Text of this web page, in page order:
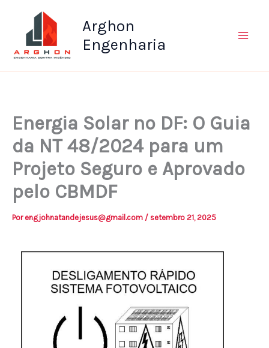
conteúdo
Arghon
Engenharia
Energia Solar no DF: O Guia
da NT 48/2024 para um
Projeto Seguro e Aprovado
pelo CBMDF
Por engjohnatandejesus@gmail.com / setembro 21, 2025